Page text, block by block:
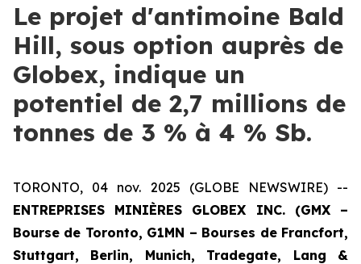
Le projet d'antimoine Bald
Hill, sous option auprès de
Globex, indique un
potentiel de 2,7 millions de
tonnes de 3 % à 4 % Sb.
TORONTO, 04 nov. 2025 (GLOBE NEWSWIRE) --
ENTREPRISES MINIÈRES GLOBEX INC. (GMX –
Bourse de Toronto, G1MN – Bourses de Francfort,
Stuttgart, Berlin, Munich, Tradegate, Lang &